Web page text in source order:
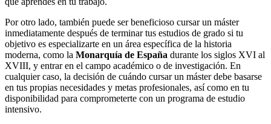
Por otro lado, también puede ser beneficioso cursar un máster
inmediatamente después de terminar tus estudios de grado si tu
objetivo es especializarte en un área específica de la historia
moderna, como la Monarquía de España durante los siglos XVI al
XVIII, y entrar en el campo académico o de investigación. En
cualquier caso, la decisión de cuándo cursar un máster debe basarse
en tus propias necesidades y metas profesionales, así como en tu
disponibilidad para comprometerte con un programa de estudio
intensivo.